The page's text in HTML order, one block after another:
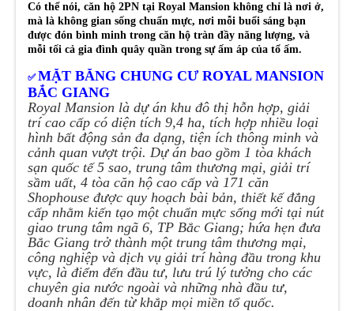
Có thể nói, căn hộ 2PN tại Royal Mansion không chỉ là nơi ở,
mà là không gian sống chuẩn mực, nơi mỗi buổi sáng bạn
được đón bình minh trong căn hộ tràn đầy năng lượng, và
mỗi tối cả gia đình quây quần trong sự ấm áp của tổ ấm.
✅MẶT BẰNG CHUNG CƯ ROYAL MANSION
BẮC GIANG
Royal Mansion là dự án khu đô thị hỗn hợp, giải
trí cao cấp có diện tích 9,4 ha, tích hợp nhiều loại
hình bất động sản đa dạng, tiện ích thông minh và
cảnh quan vượt trội. Dự án bao gồm 1 tòa khách
sạn quốc tế 5 sao, trung tâm thương mại, giải trí
sầm uất, 4 tòa căn hộ cao cấp và 171 căn
Shophouse được quy hoạch bài bản, thiết kế đẳng
cấp nhằm kiến tạo một chuẩn mực sống mới tại nút
giao trung tâm ngã 6, TP Bắc Giang; hứa hẹn đưa
Bắc Giang trở thành một trung tâm thương mại,
công nghiệp và dịch vụ giải trí hàng đầu trong khu
vực, là điểm đến đầu tư, lưu trú lý tưởng cho các
chuyên gia nước ngoài và những nhà đầu tư,
doanh nhân đến từ khắp mọi miền tổ quốc.